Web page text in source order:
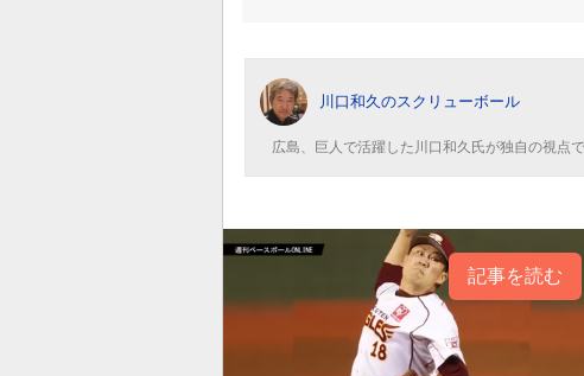
川口和久のスクリューボール
広島、巨人で活躍した川口和久氏が独自の視点
記事を読む